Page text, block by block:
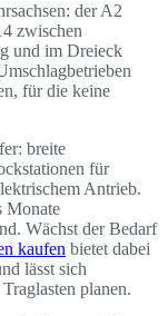
der A2
zwischen
und im Dreieck
für die keine
breite
für
Antrieb.
Monate
Wächst der Bedarf
kaufen bietet dabei
lässt sich
planen.